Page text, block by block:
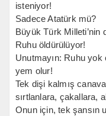
isteniyor!
Sadece Atatürk mü?
Büyük Türk Milleti’nin
Ruhu öldürülüyor!
Unutmayın: Ruhu yok
yem olur!
Tek dişi kalmış
sırtlanlara, çakallara,
Onun için, tek şansın